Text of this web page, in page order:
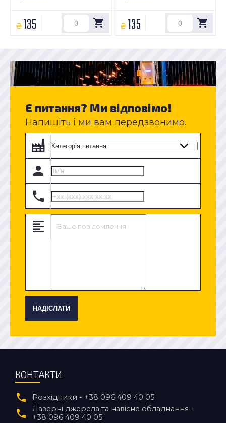
₴ 135 ₴ 135
Є питання? Ми відповімо!
Напишіть і ми вам передзвонимо.
НАДІСЛАТИ
КОНТАКТИ
Розхідники - +38 096 409 40 05
Лазерні джерела та навісне обладнання -
+38 096 409 40 05